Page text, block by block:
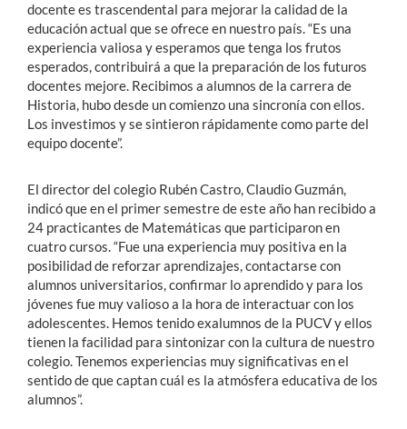
docente es trascendental para mejorar la calidad de la
educación actual que se ofrece en nuestro país. “Es una
experiencia valiosa y esperamos que tenga los frutos
esperados, contribuirá a que la preparación de los futuros
docentes mejore. Recibimos a alumnos de la carrera de
Historia, hubo desde un comienzo una sincronía con ellos.
Los investimos y se sintieron rápidamente como parte del
equipo docente”.
El director del colegio Rubén Castro, Claudio Guzmán,
indicó que en el primer semestre de este año han recibido a
24 practicantes de Matemáticas que participaron en
cuatro cursos. “Fue una experiencia muy positiva en la
posibilidad de reforzar aprendizajes, contactarse con
alumnos universitarios, confirmar lo aprendido y para los
jóvenes fue muy valioso a la hora de interactuar con los
adolescentes. Hemos tenido exalumnos de la PUCV y ellos
tienen la facilidad para sintonizar con la cultura de nuestro
colegio. Tenemos experiencias muy significativas en el
sentido de que captan cuál es la atmósfera educativa de los
alumnos”.